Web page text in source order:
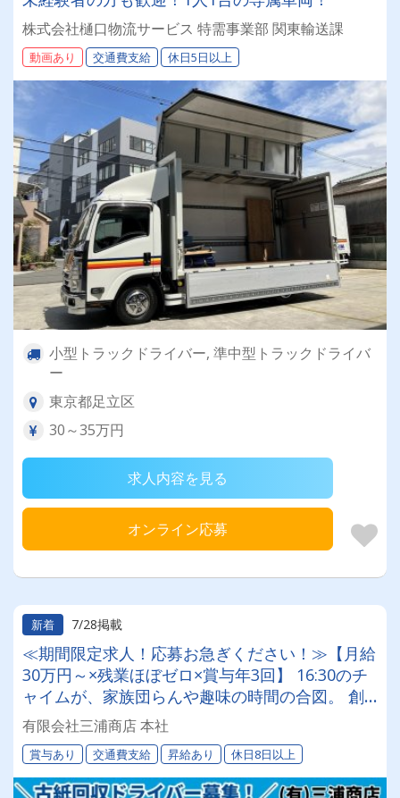
株式会社樋口物流サービス 特需事業部 関東輸送課
動画あり 交通費支給 休日5日以上
小型トラックドライバー, 準中型トラックドライバ
ー
東京都足立区
30～35万円
求人内容を見る
オンライン応募
新着 7/28掲載
≪期間限定求人！応募お急ぎください！≫【月給
30万円～×残業ほぼゼロ×賞与年3回】 16:30のチ
ャイムが、家族団らんや趣味の時間の合図。 創
業50年の安定企業で、心にゆとりあるドライバー
人生を。
有限会社三浦商店 本社
賞与あり 交通費支給 昇給あり 休日8日以上